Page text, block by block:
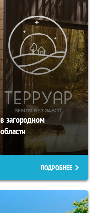
загородном
ПОДРОБНЕЕ